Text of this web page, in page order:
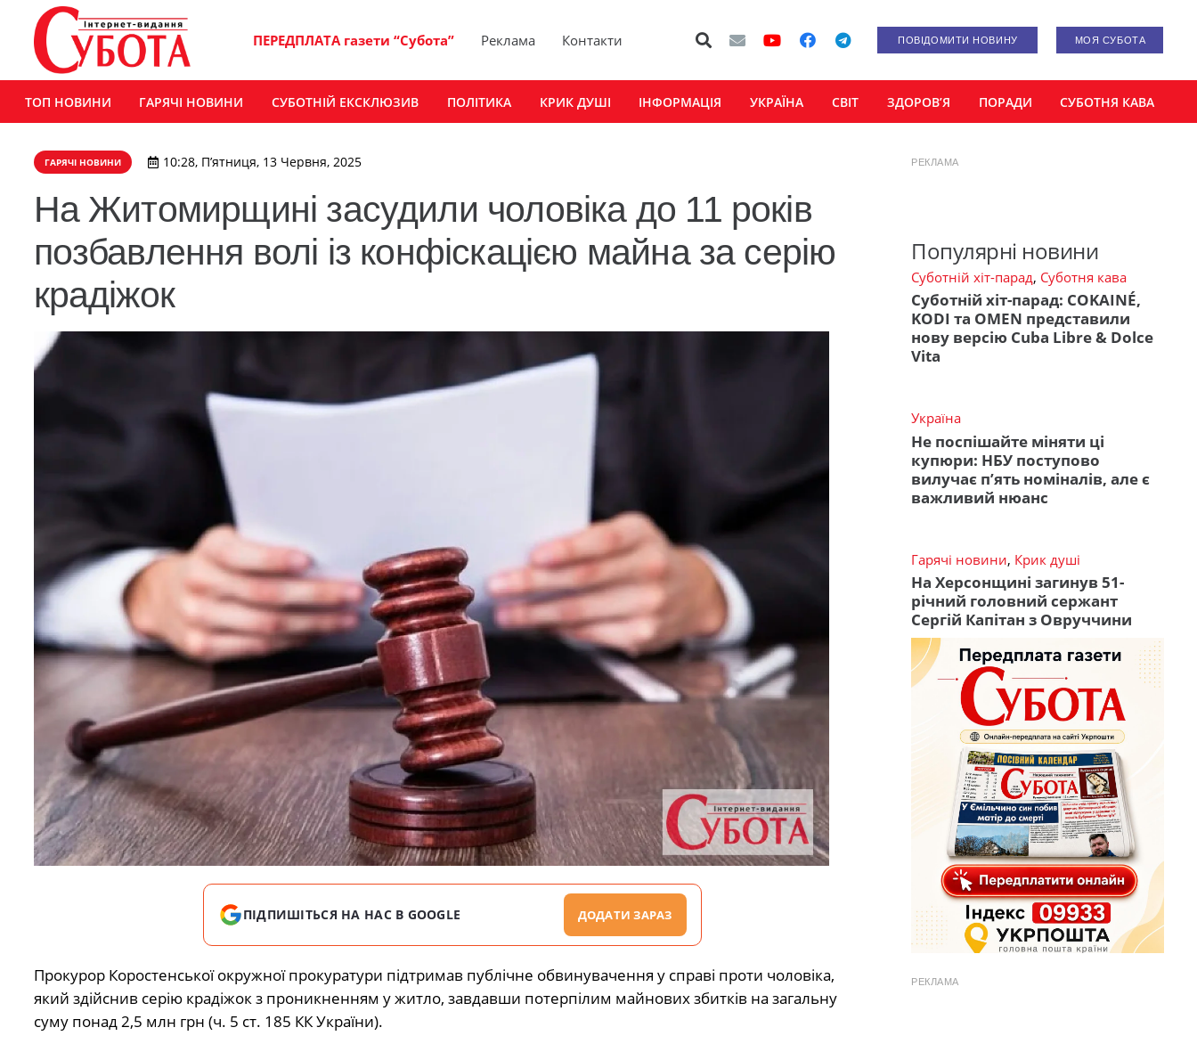
ПЕРЕДПЛАТА газети “Субота” Реклама Контакти ПОВІДОМИТИ НОВИНУ МОЯ СУБОТА
ТОП НОВИНИ ГАРЯЧІ НОВИНИ СУБОТНІЙ ЕКСКЛЮЗИВ ПОЛІТИКА КРИК ДУШІ ІНФОРМАЦІЯ УКРАЇНА СВІТ ЗДОРОВ’Я ПОРАДИ СУБОТНЯ КАВА
ГАРЯЧІ НОВИНИ 10:28, П’ятниця, 13 Червня, 2025
На Житомирщині засудили чоловіка до 11 років
позбавлення волі із конфіскацією майна за серію
крадіжок
ПІДПИШІТЬСЯ НА НАС В GOOGLE ДОДАТИ ЗАРАЗ
Прокурор Коростенської окружної прокуратури підтримав публічне обвинувачення у справі проти чоловіка,
який здійснив серію крадіжок з проникненням у житло, завдавши потерпілим майнових збитків на загальну
суму понад 2,5 млн грн (ч. 5 ст. 185 КК України).
РЕКЛАМА
Популярні новини
Суботній хіт-парад, Суботня кава
Суботній хіт-парад: COKAINÉ,
KODI та OMEN представили
нову версію Cuba Libre & Dolce
Vita
Україна
Не поспішайте міняти ці
купюри: НБУ поступово
вилучає п’ять номіналів, але є
важливий нюанс
Гарячі новини, Крик душі
На Херсонщині загинув 51-
річний головний сержант
Сергій Капітан з Овруччини
РЕКЛАМА